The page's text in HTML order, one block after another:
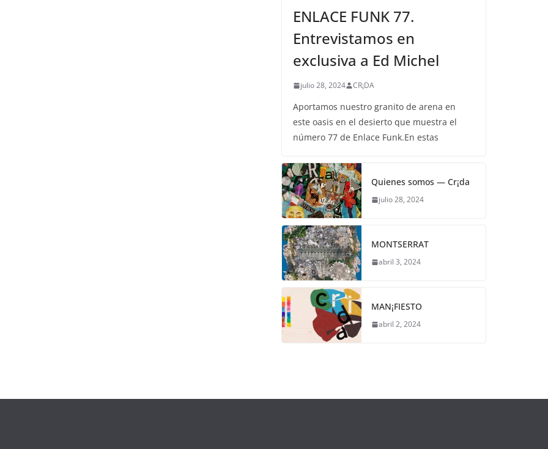
ENLACE FUNK 77.
Entrevistamos en
exclusiva a Ed Michel
julio 28, 2024 CR¡DA
Aportamos nuestro granito de arena en
este oasis en el desierto que muestra el
número 77 de Enlace Funk.En estas
Quienes somos — Cr¡da
julio 28, 2024
MONTSERRAT
abril 3, 2024
MAN¡FIESTO
abril 2, 2024